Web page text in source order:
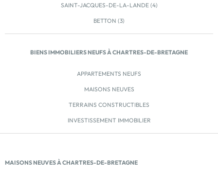
d’Histoire, Vitré séduit par son charme préservé, ses
ruelles pavées, ses maisons à pans de bois et ses
établissements scolaires de la maternelle au lycée,
plastiques, cinéma, équipements sportifs… Sans
de 200 structures. Reliée à Rennes et Laval par le
TER, avec une gare située toute proche, la commune
cadre verdoyant et structurant. Pensées pour allier
fonctionnalité et confort, les maisons du Hameau du
SAINT-JACQUES-DE-LA-LANDE (4)
BETTON (3)
BIENS IMMOBILIERS NEUFS À CHARTRES-DE-BRETAGNE
APPARTEMENTS NEUFS
MAISONS NEUVES
TERRAINS CONSTRUCTIBLES
INVESTISSEMENT IMMOBILIER
MAISONS NEUVES À CHARTRES-DE-BRETAGNE